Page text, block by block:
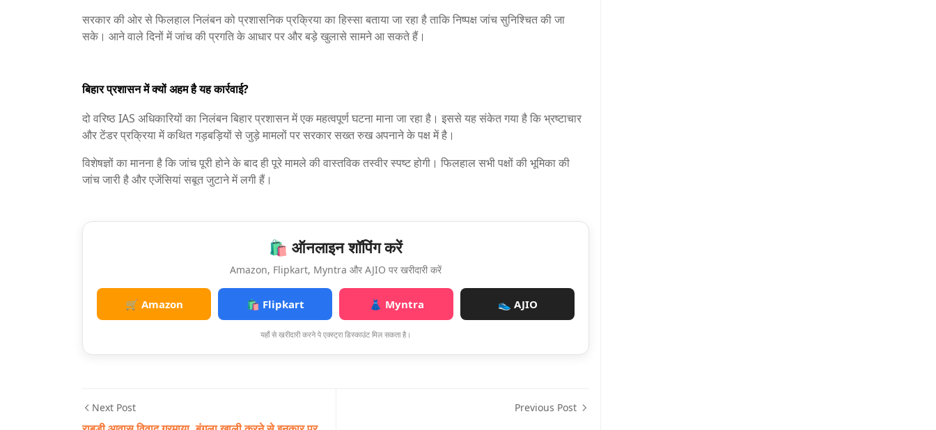
सरकार की ओर से फिलहाल निलंबन को प्रशासनिक प्रक्रिया का हिस्सा बताया जा रहा है ताकि निष्पक्ष जांच सुनिश्चित की जा
सके। आने वाले दिनों में जांच की प्रगति के आधार पर और बड़े खुलासे सामने आ सकते हैं।
बिहार प्रशासन में क्यों अहम है यह कार्रवाई?
दो वरिष्ठ IAS अधिकारियों का निलंबन बिहार प्रशासन में एक महत्वपूर्ण घटना माना जा रहा है। इससे यह संकेत गया है कि भ्रष्टाचार
और टेंडर प्रक्रिया में कथित गड़बड़ियों से जुड़े मामलों पर सरकार सख्त रुख अपनाने के पक्ष में है।
विशेषज्ञों का मानना है कि जांच पूरी होने के बाद ही पूरे मामले की वास्तविक तस्वीर स्पष्ट होगी। फिलहाल सभी पक्षों की भूमिका की
जांच जारी है और एजेंसियां सबूत जुटाने में लगी हैं।
🛍️ ऑनलाइन शॉपिंग करें
Amazon, Flipkart, Myntra और AJIO पर खरीदारी करें
🛒 Amazon 🛍️ Flipkart 👗 Myntra 👟 AJIO
यहाँ से खरीदारी करने पे एक्स्ट्रा डिस्काउंट मिल सकता है।
Next Post Previous Post